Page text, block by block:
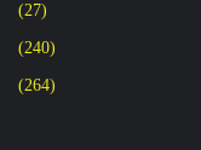
(27)
(240)
(264)